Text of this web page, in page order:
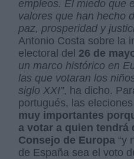
empleos. El miedo que
valores que han hecho
paz, prosperidad y
Antonio Costa sobre la
electoral del 26 de
un marco histórico en
las que votaran los
siglo XXI”, ha dicho.
portugués, las
muy importantes
a votar a quien tendrá
Consejo de Europa “y
de España sea el voto